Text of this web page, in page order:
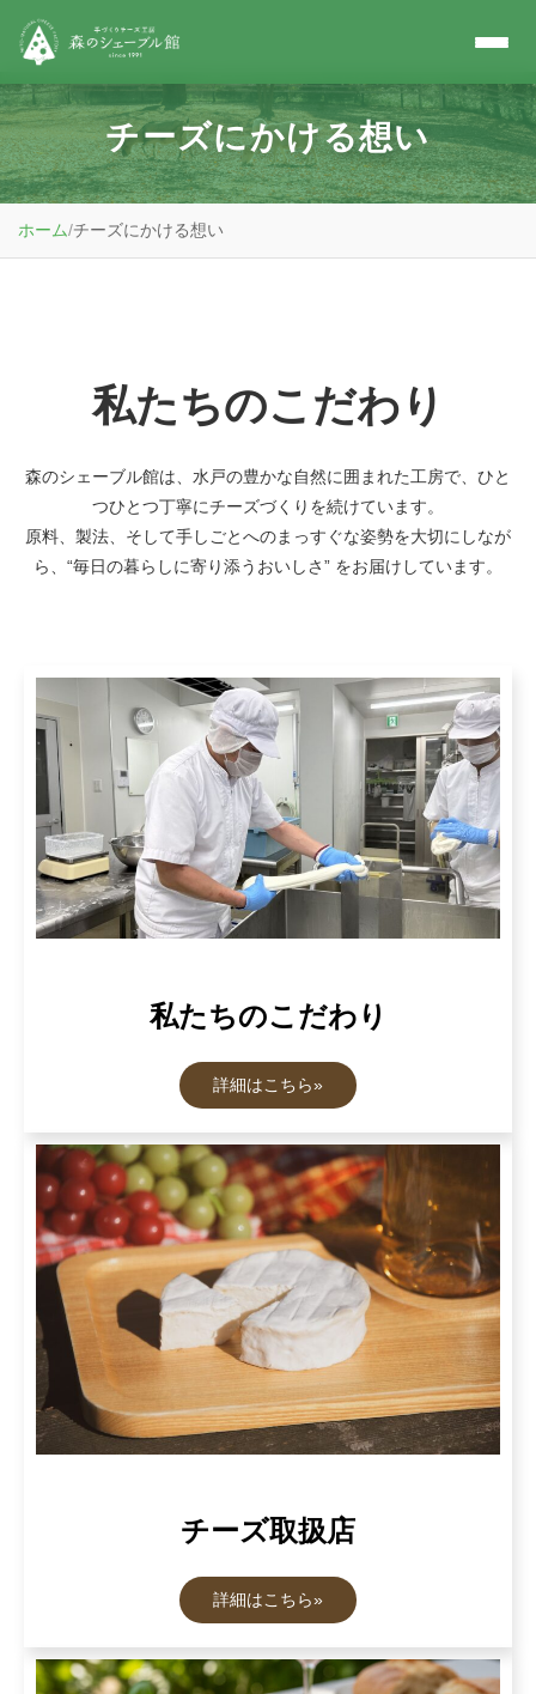
チーズにかける想い
ホーム/チーズにかける想い
私たちのこだわり
森のシェーブル館は、水戸の豊かな自然に囲まれた工房で、ひと
つひとつ丁寧にチーズづくりを続けています。
原料、製法、そして手しごとへのまっすぐな姿勢を大切にしなが
ら、“毎日の暮らしに寄り添うおいしさ” をお届けしています。
私たちのこだわり
詳細はこちら»
チーズ取扱店
詳細はこちら»